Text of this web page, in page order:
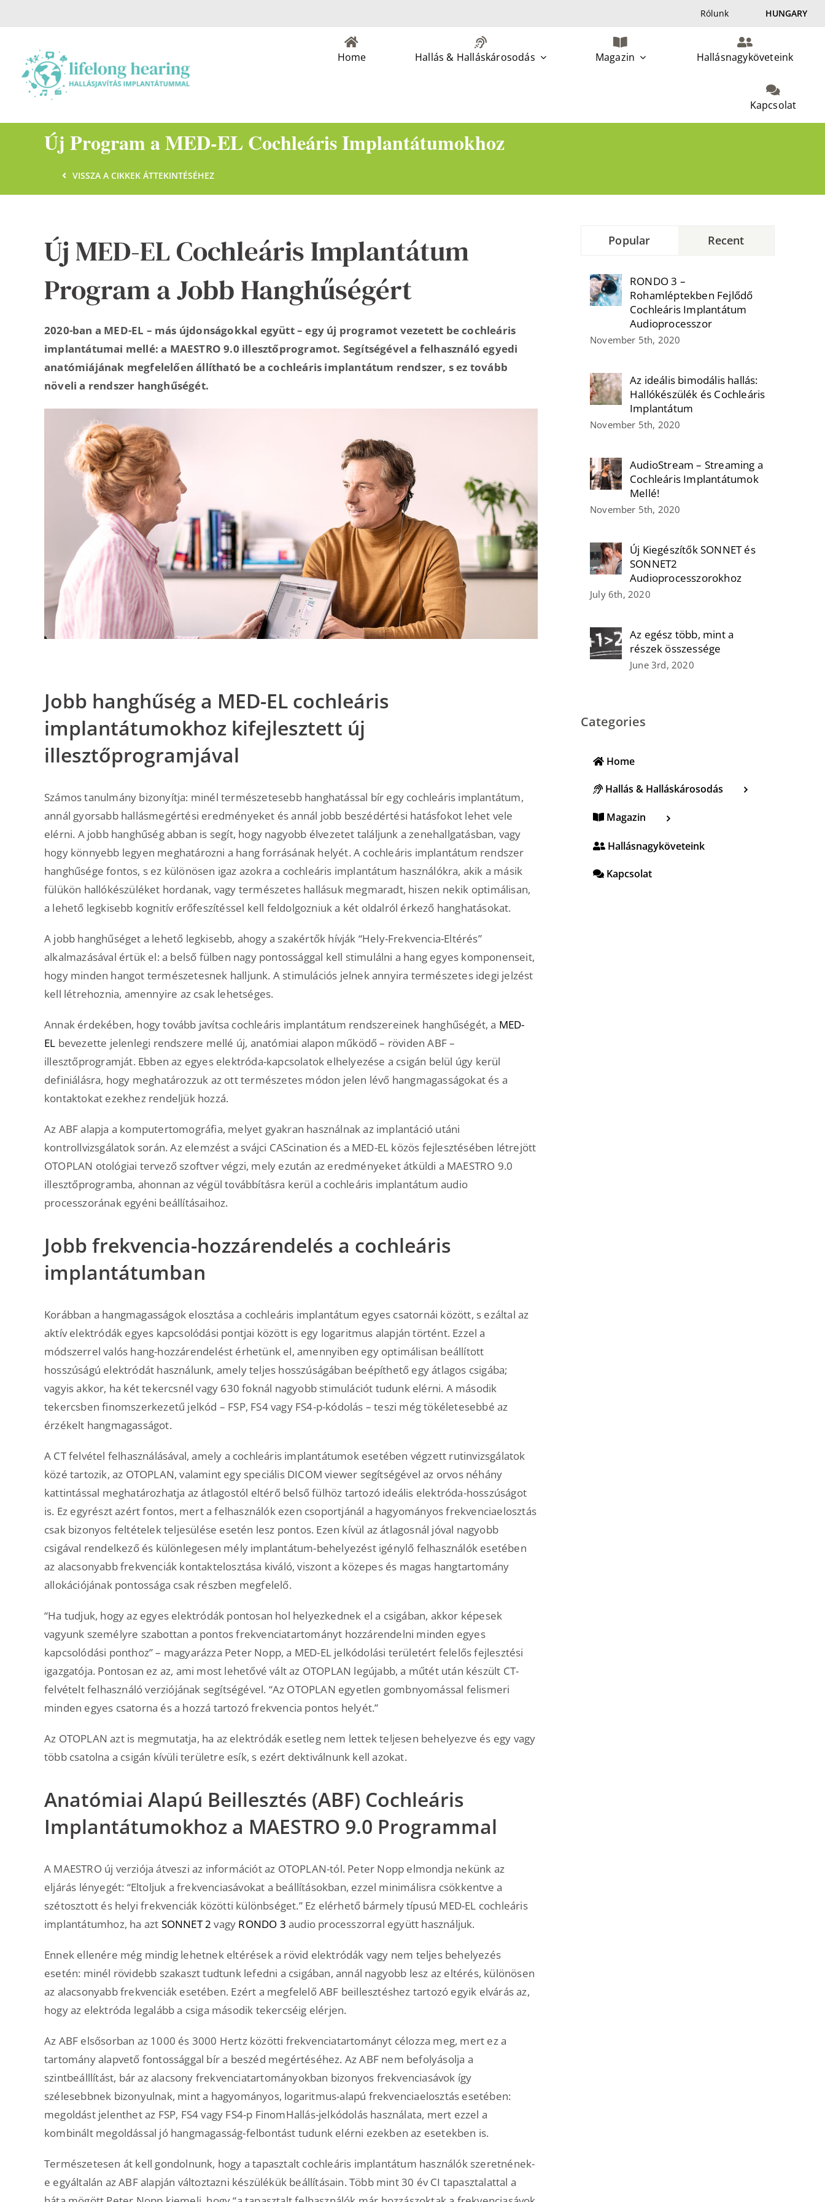
Rólunk HUNGARY
Home Hallás & Halláskárosodás Magazin Hallásnagyköveteink
Kapcsolat
Új Program a MED-EL Cochleáris Implantátumokhoz
VISSZA A CIKKEK ÁTTEKINTÉSÉHEZ
Új MED-EL Cochleáris Implantátum
Program a Jobb Hanghűségért
2020-ban a MED-EL – más újdonságokkal együtt – egy új programot vezetett be cochleáris
implantátumai mellé: a MAESTRO 9.0 illesztőprogramot. Segítségével a felhasználó egyedi
anatómiájának megfelelően állítható be a cochleáris implantátum rendszer, s ez tovább
növeli a rendszer hanghűségét.
Jobb hanghűség a MED-EL cochleáris
implantátumokhoz kifejlesztett új
illesztőprogramjával
Számos tanulmány bizonyítja: minél természetesebb hanghatással bír egy cochleáris implantátum,
annál gyorsabb hallásmegértési eredményeket és annál jobb beszédértési hatásfokot lehet vele
elérni. A jobb hanghűség abban is segít, hogy nagyobb élvezetet találjunk a zenehallgatásban, vagy
hogy könnyebb legyen meghatározni a hang forrásának helyét. A cochleáris implantátum rendszer
hanghűsége fontos, s ez különösen igaz azokra a cochleáris implantátum használókra, akik a másik
fülükön hallókészüléket hordanak, vagy természetes hallásuk megmaradt, hiszen nekik optimálisan,
a lehető legkisebb kognitív erőfeszítéssel kell feldolgozniuk a két oldalról érkező hanghatásokat.
A jobb hanghűséget a lehető legkisebb, ahogy a szakértők hívják “Hely-Frekvencia-Eltérés”
alkalmazásával értük el: a belső fülben nagy pontossággal kell stimulálni a hang egyes komponenseit,
hogy minden hangot természetesnek halljunk. A stimulációs jelnek annyira természetes idegi jelzést
kell létrehoznia, amennyire az csak lehetséges.
Annak érdekében, hogy tovább javítsa cochleáris implantátum rendszereinek hanghűségét, a MED-
EL bevezette jelenlegi rendszere mellé új, anatómiai alapon működő – röviden ABF –
illesztőprogramját. Ebben az egyes elektróda-kapcsolatok elhelyezése a csigán belül úgy kerül
definiálásra, hogy meghatározzuk az ott természetes módon jelen lévő hangmagasságokat és a
kontaktokat ezekhez rendeljük hozzá.
Az ABF alapja a komputertomográfia, melyet gyakran használnak az implantáció utáni
kontrollvizsgálatok során. Az elemzést a svájci CAScination és a MED-EL közös fejlesztésében létrejött
OTOPLAN otológiai tervező szoftver végzi, mely ezután az eredményeket átküldi a MAESTRO 9.0
illesztőprogramba, ahonnan az végül továbbításra kerül a cochleáris implantátum audio
processzorának egyéni beállításaihoz.
Jobb frekvencia-hozzárendelés a cochleáris
implantátumban
Korábban a hangmagasságok elosztása a cochleáris implantátum egyes csatornái között, s ezáltal az
aktív elektródák egyes kapcsolódási pontjai között is egy logaritmus alapján történt. Ezzel a
módszerrel valós hang-hozzárendelést érhetünk el, amennyiben egy optimálisan beállított
hosszúságú elektródát használunk, amely teljes hosszúságában beépíthető egy átlagos csigába;
vagyis akkor, ha két tekercsnél vagy 630 foknál nagyobb stimulációt tudunk elérni. A második
tekercsben finomszerkezetű jelkód – FSP, FS4 vagy FS4-p-kódolás – teszi még tökéletesebbé az
érzékelt hangmagasságot.
A CT felvétel felhasználásával, amely a cochleáris implantátumok esetében végzett rutinvizsgálatok
közé tartozik, az OTOPLAN, valamint egy speciális DICOM viewer segítségével az orvos néhány
kattintással meghatározhatja az átlagostól eltérő belső fülhöz tartozó ideális elektróda-hosszúságot
is. Ez egyrészt azért fontos, mert a felhasználók ezen csoportjánál a hagyományos frekvenciaelosztás
csak bizonyos feltételek teljesülése esetén lesz pontos. Ezen kívül az átlagosnál jóval nagyobb
csigával rendelkező és különlegesen mély implantátum-behelyezést igénylő felhasználók esetében
az alacsonyabb frekvenciák kontaktelosztása kiváló, viszont a közepes és magas hangtartomány
allokációjának pontossága csak részben megfelelő.
“Ha tudjuk, hogy az egyes elektródák pontosan hol helyezkednek el a csigában, akkor képesek
vagyunk személyre szabottan a pontos frekvenciatartományt hozzárendelni minden egyes
kapcsolódási ponthoz” – magyarázza Peter Nopp, a MED-EL jelkódolási területért felelős fejlesztési
igazgatója. Pontosan ez az, ami most lehetővé vált az OTOPLAN legújabb, a műtét után készült CT-
felvételt felhasználó verziójának segítségével. “Az OTOPLAN egyetlen gombnyomással felismeri
minden egyes csatorna és a hozzá tartozó frekvencia pontos helyét.”
Az OTOPLAN azt is megmutatja, ha az elektródák esetleg nem lettek teljesen behelyezve és egy vagy
több csatolna a csigán kívüli területre esík, s ezért dektiválnunk kell azokat.
Anatómiai Alapú Beillesztés (ABF) Cochleáris
Implantátumokhoz a MAESTRO 9.0 Programmal
A MAESTRO új verziója átveszi az információt az OTOPLAN-tól. Peter Nopp elmondja nekünk az
eljárás lényegét: “Eltoljuk a frekvenciasávokat a beállításokban, ezzel minimálisra csökkentve a
szétosztott és helyi frekvenciák közötti különbséget.” Ez elérhető bármely típusú MED-EL cochleáris
implantátumhoz, ha azt SONNET 2 vagy RONDO 3 audio processzorral együtt használjuk.
Ennek ellenére még mindig lehetnek eltérések a rövid elektródák vagy nem teljes behelyezés
esetén: minél rövidebb szakaszt tudtunk lefedni a csigában, annál nagyobb lesz az eltérés, különösen
az alacsonyabb frekvenciák esetében. Ezért a megfelelő ABF beillesztéshez tartozó egyik elvárás az,
hogy az elektróda legalább a csiga második tekercséig elérjen.
Az ABF elsősorban az 1000 és 3000 Hertz közötti frekvenciatartományt célozza meg, mert ez a
tartomány alapvető fontossággal bír a beszéd megértéséhez. Az ABF nem befolyásolja a
szintbeálllítást, bár az alacsony frekvenciatartományokban bizonyos frekvenciasávok így
szélesebbnek bizonyulnak, mint a hagyományos, logaritmus-alapú frekvenciaelosztás esetében:
megoldást jelenthet az FSP, FS4 vagy FS4-p FinomHallás-jelkódolás használata, mert ezzel a
kombinált megoldással jó hangmagasság-felbontást tudunk elérni ezekben az esetekben is.
Természetesen át kell gondolnunk, hogy a tapasztalt cochleáris implantátum használók szeretnének-
e egyáltalán az ABF alapján változtazni készülékük beállításain. Több mint 30 év CI tapasztalattal a
Popular Recent
RONDO 3 –
Rohamléptekben Fejlődő
Cochleáris Implantátum
Audioprocesszor
November 5th, 2020
Az ideális bimodális hallás:
Hallókészülék és Cochleáris
Implantátum
November 5th, 2020
AudioStream – Streaming a
Cochleáris Implantátumok
Mellé!
November 5th, 2020
Új Kiegészítők SONNET és
SONNET2
Audioprocesszorokhoz
July 6th, 2020
Az egész több, mint a
részek összessége
June 3rd, 2020
Categories
Home
Hallás & Halláskárosodás
Magazin
Hallásnagyköveteink
Kapcsolat